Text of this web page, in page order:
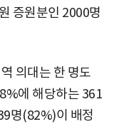
증원분인 2000명
의대는 한 명도
에 해당하는 361
명(82%)이 배정